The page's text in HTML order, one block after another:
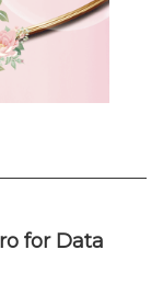
for Data